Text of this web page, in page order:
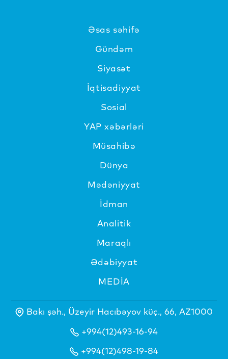
Əsas səhifə
Gündəm
Siyasət
İqtisadiyyat
Sosial
YAP xəbərləri
Müsahibə
Dünya
Mədəniyyat
İdman
Analitik
Maraqlı
Ədəbiyyat
MEDİA
Bakı şəh., Üzeyir Hacıbəyov küç., 66, AZ1000
+994(12)493-16-94
+994(12)498-19-84